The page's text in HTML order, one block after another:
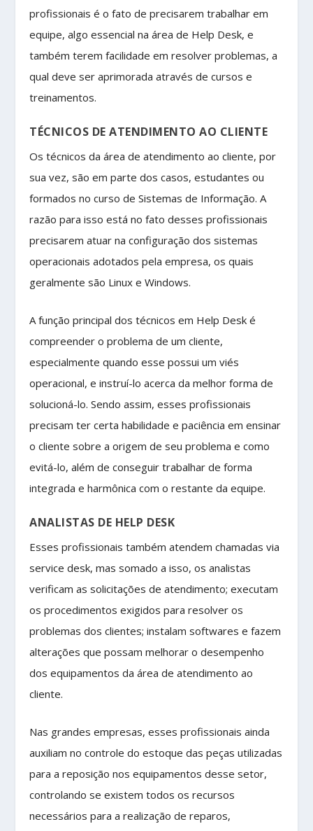
profissionais é o fato de precisarem trabalhar em
equipe, algo essencial na área de Help Desk, e
também terem facilidade em resolver problemas, a
qual deve ser aprimorada através de cursos e
treinamentos.
TÉCNICOS DE ATENDIMENTO AO CLIENTE
Os técnicos da área de atendimento ao cliente, por
sua vez, são em parte dos casos, estudantes ou
formados no curso de Sistemas de Informação. A
razão para isso está no fato desses profissionais
precisarem atuar na configuração dos sistemas
operacionais adotados pela empresa, os quais
geralmente são Linux e Windows.
A função principal dos técnicos em Help Desk é
compreender o problema de um cliente,
especialmente quando esse possui um viés
operacional, e instruí-lo acerca da melhor forma de
solucioná-lo. Sendo assim, esses profissionais
precisam ter certa habilidade e paciência em ensinar
o cliente sobre a origem de seu problema e como
evitá-lo, além de conseguir trabalhar de forma
integrada e harmônica com o restante da equipe.
ANALISTAS DE HELP DESK
Esses profissionais também atendem chamadas via
service desk, mas somado a isso, os analistas
verificam as solicitações de atendimento; executam
os procedimentos exigidos para resolver os
problemas dos clientes; instalam softwares e fazem
alterações que possam melhorar o desempenho
dos equipamentos da área de atendimento ao
cliente.
Nas grandes empresas, esses profissionais ainda
auxiliam no controle do estoque das peças utilizadas
para a reposição nos equipamentos desse setor,
controlando se existem todos os recursos
necessários para a realização de reparos,